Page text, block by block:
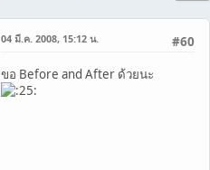
#60
04 มี.ค. 2008, 15:12 น.
ขอ Before and After ด้วยนะ